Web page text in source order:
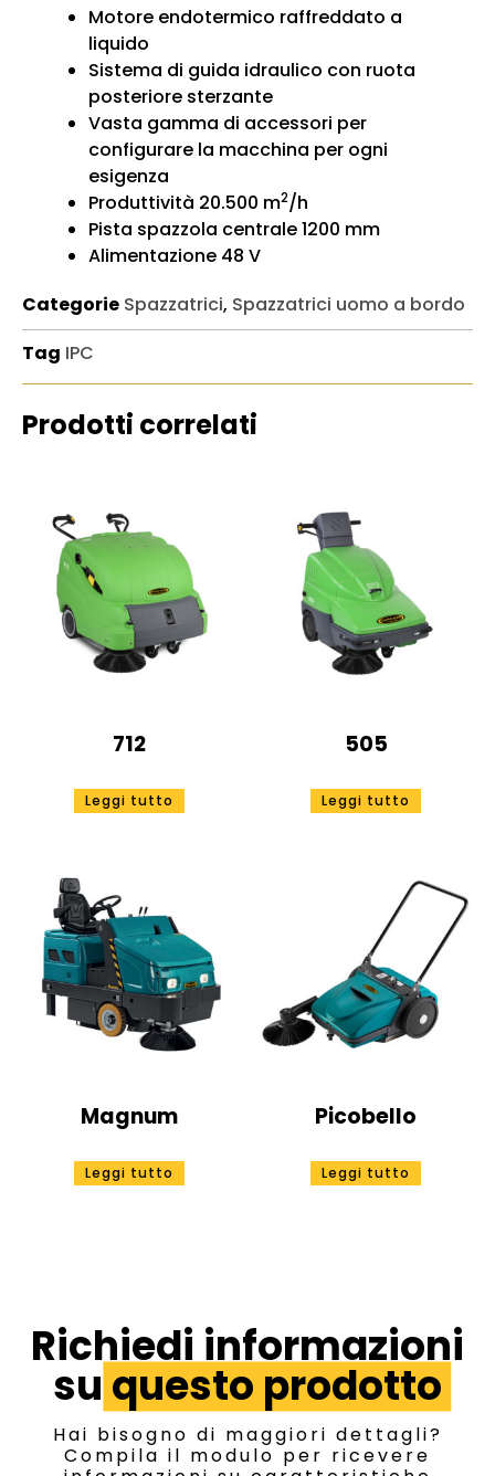
Motore endotermico raffreddato a
liquido
Sistema di guida idraulico con ruota
posteriore sterzante
Vasta gamma di accessori per
configurare la macchina per ogni
esigenza
Produttività 20.500 m2/h
Pista spazzola centrale 1200 mm
Alimentazione 48 V
Categorie Spazzatrici, Spazzatrici uomo a bordo
Tag IPC
Prodotti correlati
712
Leggi tutto
505
Leggi tutto
Magnum
Leggi tutto
Picobello
Leggi tutto
Richiedi informazioni
su questo prodotto
Hai bisogno di maggiori dettagli?
Compila il modulo per ricevere